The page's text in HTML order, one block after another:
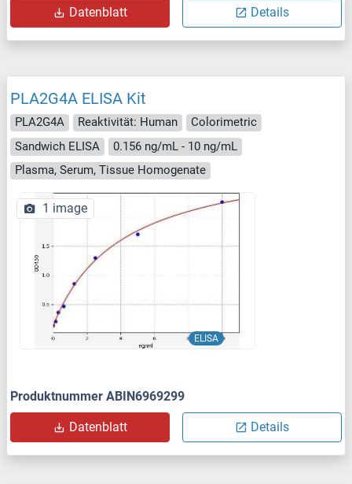
Datenblatt Details
PLA2G4A ELISA Kit
PLA2G4A Reaktivität: Human
Colorimetric
Sandwich ELISA
0.156 ng/mL - 10 ng/mL
Plasma, Serum, Tissue Homogenate
ELISA
1 image
Produktnummer ABIN6969299
Datenblatt Details